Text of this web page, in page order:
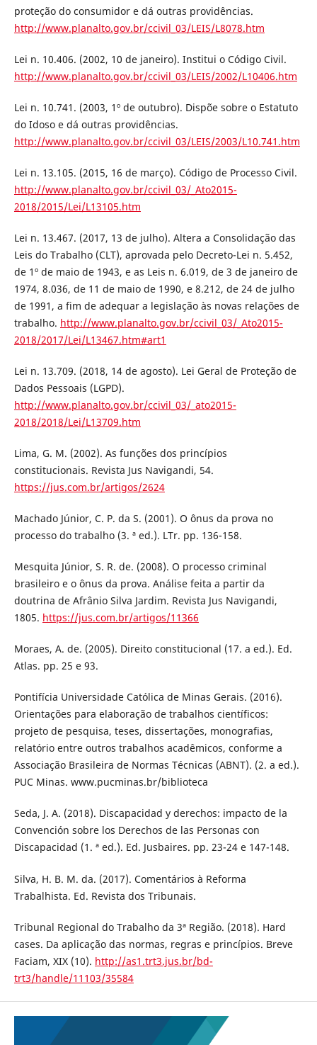
proteção do consumidor e dá outras providências.
http://www.planalto.gov.br/ccivil_03/LEIS/L8078.htm
Lei n. 10.406. (2002, 10 de janeiro). Institui o Código Civil.
http://www.planalto.gov.br/ccivil_03/LEIS/2002/L10406.htm
Lei n. 10.741. (2003, 1º de outubro). Dispõe sobre o Estatuto
do Idoso e dá outras providências.
http://www.planalto.gov.br/ccivil_03/LEIS/2003/L10.741.htm
Lei n. 13.105. (2015, 16 de março). Código de Processo Civil.
http://www.planalto.gov.br/ccivil_03/_Ato2015-
2018/2015/Lei/L13105.htm
Lei n. 13.467. (2017, 13 de julho). Altera a Consolidação das
Leis do Trabalho (CLT), aprovada pelo Decreto-Lei n. 5.452,
de 1º de maio de 1943, e as Leis n. 6.019, de 3 de janeiro de
1974, 8.036, de 11 de maio de 1990, e 8.212, de 24 de julho
de 1991, a fim de adequar a legislação às novas relações de
trabalho. http://www.planalto.gov.br/ccivil_03/_Ato2015-
2018/2017/Lei/L13467.htm#art1
Lei n. 13.709. (2018, 14 de agosto). Lei Geral de Proteção de
Dados Pessoais (LGPD).
http://www.planalto.gov.br/ccivil_03/_ato2015-
2018/2018/Lei/L13709.htm
Lima, G. M. (2002). As funções dos princípios
constitucionais. Revista Jus Navigandi, 54.
https://jus.com.br/artigos/2624
Machado Júnior, C. P. da S. (2001). O ônus da prova no
processo do trabalho (3. ª ed.). LTr. pp. 136-158.
Mesquita Júnior, S. R. de. (2008). O processo criminal
brasileiro e o ônus da prova. Análise feita a partir da
doutrina de Afrânio Silva Jardim. Revista Jus Navigandi,
1805. https://jus.com.br/artigos/11366
Moraes, A. de. (2005). Direito constitucional (17. a ed.). Ed.
Atlas. pp. 25 e 93.
Pontifícia Universidade Católica de Minas Gerais. (2016).
Orientações para elaboração de trabalhos científicos:
projeto de pesquisa, teses, dissertações, monografias,
relatório entre outros trabalhos acadêmicos, conforme a
Associação Brasileira de Normas Técnicas (ABNT). (2. a ed.).
PUC Minas. www.pucminas.br/biblioteca
Seda, J. A. (2018). Discapacidad y derechos: impacto de la
Convención sobre los Derechos de las Personas con
Discapacidad (1. ª ed.). Ed. Jusbaires. pp. 23-24 e 147-148.
Silva, H. B. M. da. (2017). Comentários à Reforma
Trabalhista. Ed. Revista dos Tribunais.
Tribunal Regional do Trabalho da 3ª Região. (2018). Hard
cases. Da aplicação das normas, regras e princípios. Breve
Faciam, XIX (10). http://as1.trt3.jus.br/bd-
trt3/handle/11103/35584